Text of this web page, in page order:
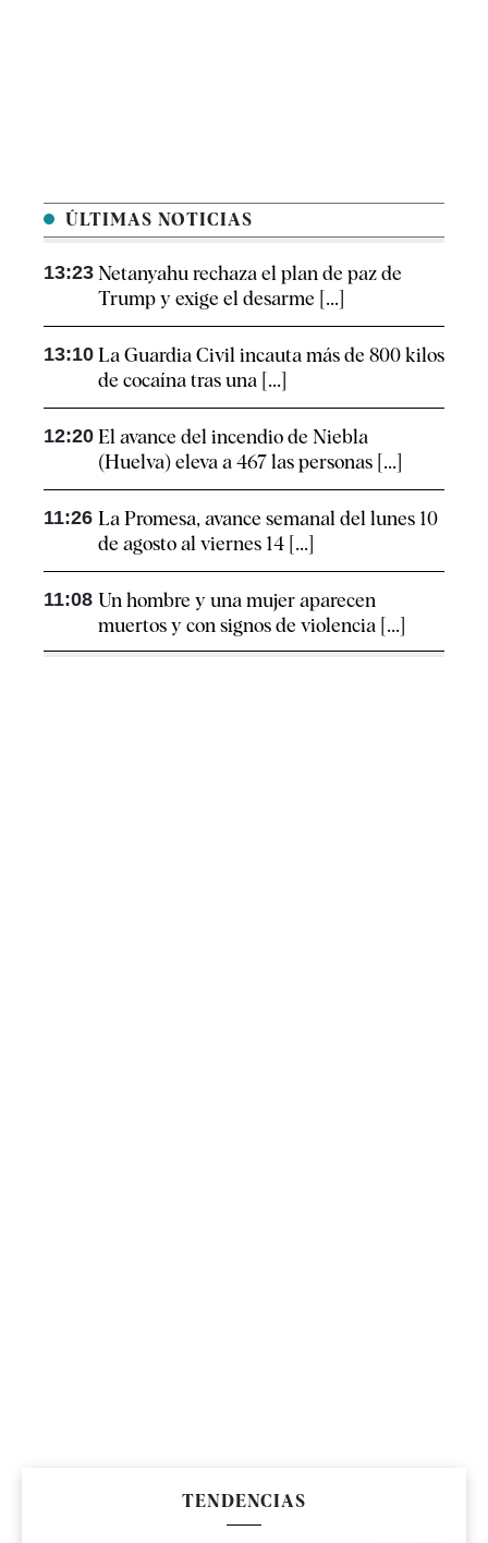
ÚLTIMAS NOTICIAS
13:23 Netanyahu rechaza el plan de paz de
Trump y exige el desarme [...]
13:10 La Guardia Civil incauta más de 800 kilos
de cocaína tras una [...]
12:20 El avance del incendio de Niebla
(Huelva) eleva a 467 las personas [...]
11:26 La Promesa, avance semanal del lunes 10
de agosto al viernes 14 [...]
11:08 Un hombre y una mujer aparecen
muertos y con signos de violencia [...]
TENDENCIAS